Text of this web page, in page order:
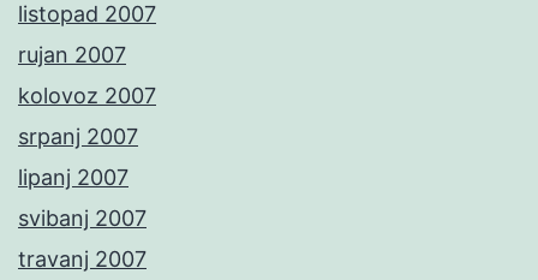
listopad 2007
rujan 2007
kolovoz 2007
srpanj 2007
lipanj 2007
svibanj 2007
travanj 2007